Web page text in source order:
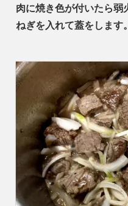
肉に焼き色が付いたら弱
ねぎを入れて蓋をします。